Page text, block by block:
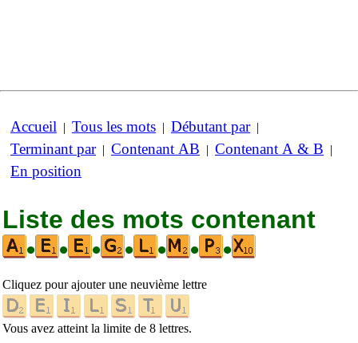
Accueil | Tous les mots | Débutant par|
Terminant par| Contenant AB | Contenant A & B |
En position
Liste des mots contenant
•
• • • • • •
Cliquez pour ajouter une neuvième lettre
Vous avez atteint la limite de 8 lettres.